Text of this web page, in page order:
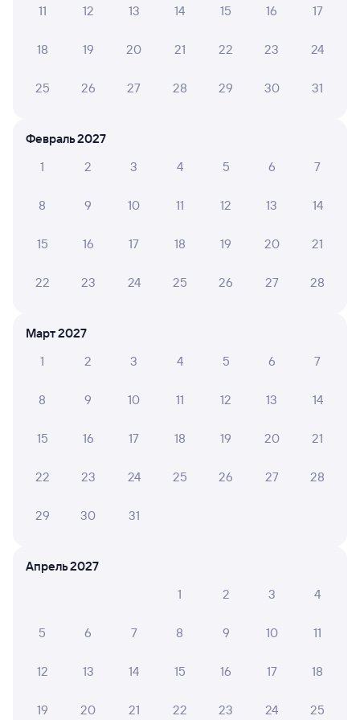
ЖД билеты до Жирекена
Мы используем cookies для более удобной работы
11 12 13 14 15 16 17
18 19 20 21 22 23 24
25 26 27 28 29 30 31
Февраль 2027
1
2 3 4 5 6 7
8 9 10 11 12 13 14
15 16 17 18 19 20 21
22 23 24 25 26 27 28
Март 2027
1
2 3 4 5 6 7
8 9 10 11 12 13 14
15 16 17 18 19 20 21
22 23 24 25 26 27 28
29 30 31
Апрель 2027
1
2 3 4
5 6 7 8 9 10 11
12 13 14 15 16 17 18
19 20 21 22 23 24 25